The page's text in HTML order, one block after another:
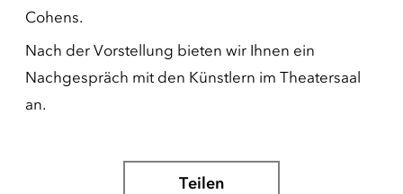
Cohens.
Nach der Vorstellung bieten wir Ihnen ein
Nachgespräch mit den Künstlern im Theatersaal
an.
Teilen